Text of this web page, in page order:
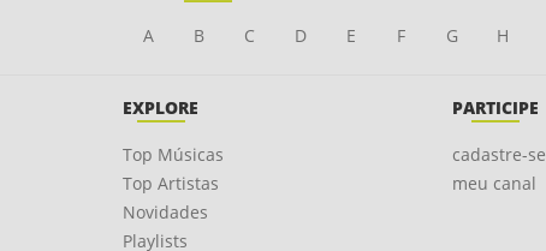
A B C D E F G H
EXPLORE
Top Músicas
Top Artistas
Novidades
Playlists
PARTICIPE
cadastre-se
meu canal